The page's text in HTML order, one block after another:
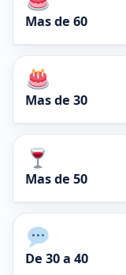
Mas de 60
Mas de 30
Mas de 50
De 30 a 40